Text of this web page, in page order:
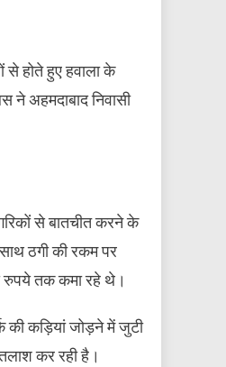
से होते हुए हवाला के
अहमदाबाद निवासी
से बातचीत करने के
ठगी की रकम पर
रुपये तक कमा रहे थे।
की कड़ियां जोड़ने में जुटी
कर रही है।